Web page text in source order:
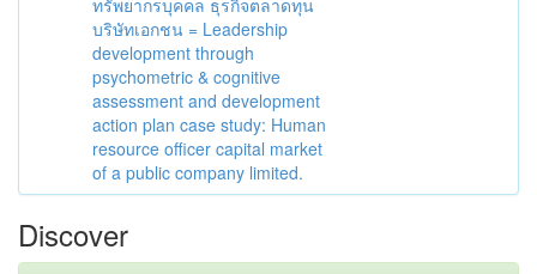
ทรัพยากรบุคคล ธุรกิจตลาดทุน
บริษัทเอกชน = Leadership
development through
psychometric & cognitive
assessment and development
action plan case study: Human
resource officer capital market
of a public company limited.
Discover